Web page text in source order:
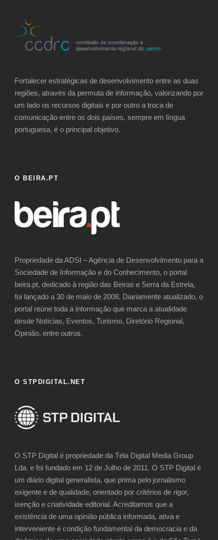
Fortalecer estratégicas de desenvolvimento entre as duas
regiões, através da permuta de informação, valorizando por
um lado os recursos digitais e por outro a troca de
comunicação entre os dois países, sempre em língua
portuguesa, é o principal objetivo.
O BEIRA.PT
Propriedade da ADSI – Agência de Desenvolvimento para a
Sociedade de Informação e do Conhecimento, o portal
beira.pt, dedicado à região das Beiras e Serra da Estrela,
foi lançado a 30 de maio de 2008. Diariamente atualizado, o
portal reúne toda a informação que marca a atualidade
desde Notícias, Eventos, Turismo, Diretório Regional,
Opinião, entre outros.
O STPDIGITAL.NET
O STP Digital é propriedade da Téla Digital Media Group
Lda. e foi fundado em 12 de Julho de 2011. O STP Digital é
um diário digital generalista, que prima pelo jornalismo
exigente e de qualidade, orientado por critérios de rigor,
isenção e criatividade editorial. Acreditamos que a
existência de uma opinião pública informada, ativa e
interveniente é condição fundamental da democracia e da